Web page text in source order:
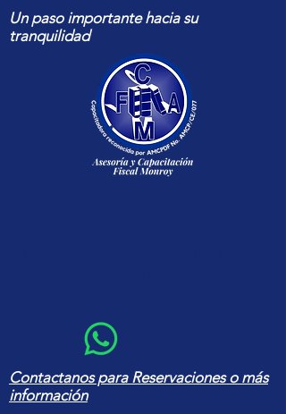
Un paso importante hacia su
tranquilidad
Contactanos para Reservaciones o más
información